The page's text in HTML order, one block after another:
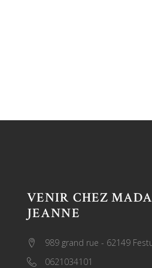
VENIR CHEZ
JEANNE
989 grand rue - 62149
0621034101